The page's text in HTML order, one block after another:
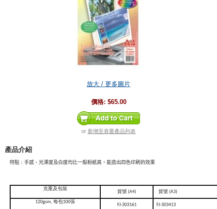
放大 / 更多圖片
價格: $65.00
or 新增至喜愛產品列表
產品介紹
特點 ： 手感、光澤度及白度均比一般粉紙高，能造出四色印刷的效果
克重及包裝
貨號 (A4)
貨號 (A3)
120gsm, 每包100張
FJ-303161 FJ-303413